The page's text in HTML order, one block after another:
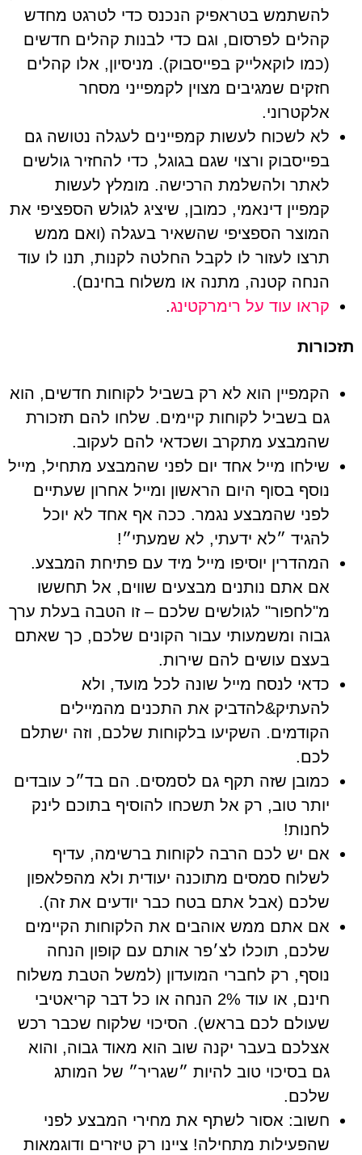
להשתמש בטראפיק הנכנס כדי לטרגט מחדש
קהלים לפרסום, וגם כדי לבנות קהלים חדשים
(כמו לוקאלייק בפייסבוק). מניסיון, אלו קהלים
חזקים שמגיבים מצוין לקמפייני מסחר
אלקטרוני.
לא לשכוח לעשות קמפיינים לעגלה נטושה גם
בפייסבוק ורצוי שגם בגוגל, כדי להחזיר גולשים
לאתר ולהשלמת הרכישה. מומלץ לעשות
קמפיין דינאמי, כמובן, שיציג לגולש הספציפי את
המוצר הספציפי שהשאיר בעגלה (ואם ממש
תרצו לעזור לו לקבל החלטה לקנות, תנו לו עוד
הנחה קטנה, מתנה או משלוח בחינם).
קראו עוד על רימרקטינג.
תזכורות
הקמפיין הוא לא רק בשביל לקוחות חדשים, הוא
גם בשביל לקוחות קיימים. שלחו להם תזכורת
שהמבצע מתקרב ושכדאי להם לעקוב.
שילחו מייל אחד יום לפני שהמבצע מתחיל, מייל
נוסף בסוף היום הראשון ומייל אחרון שעתיים
לפני שהמבצע נגמר. ככה אף אחד לא יוכל
להגיד ״לא ידעתי, לא שמעתי״!
המהדרין יוסיפו מייל מיד עם פתיחת המבצע.
אם אתם נותנים מבצעים שווים, אל תחששו
מ"לחפור" לגולשים שלכם – זו הטבה בעלת ערך
גבוה ומשמעותי עבור הקונים שלכם, כך שאתם
בעצם עושים להם שירות.
כדאי לנסח מייל שונה לכל מועד, ולא
להעתיק&להדביק את התכנים מהמיילים
הקודמים. השקיעו בלקוחות שלכם, וזה ישתלם
לכם.
כמובן שזה תקף גם לסמסים. הם בד״כ עובדים
יותר טוב, רק אל תשכחו להוסיף בתוכם לינק
לחנות!
אם יש לכם הרבה לקוחות ברשימה, עדיף
לשלוח סמסים מתוכנה יעודית ולא מהפלאפון
שלכם (אבל אתם בטח כבר יודעים את זה).
אם אתם ממש אוהבים את הלקוחות הקיימים
שלכם, תוכלו לצ׳פר אותם עם קופון הנחה
נוסף, רק לחברי המועדון (למשל הטבת משלוח
חינם, או עוד 2% הנחה או כל דבר קריאטיבי
שעולם לכם בראש). הסיכוי שלקוח שכבר רכש
אצלכם בעבר יקנה שוב הוא מאוד גבוה, והוא
גם בסיכוי טוב להיות ״שגריר״ של המותג
שלכם.
חשוב: אסור לשתף את מחירי המבצע לפני
שהפעילות מתחילה! ציינו רק טיזרים ודוגמאות